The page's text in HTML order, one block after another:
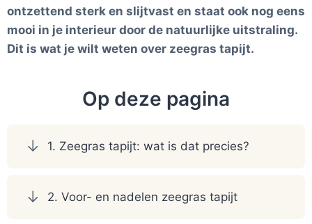
ontzettend sterk en slijtvast en staat ook nog eens
mooi in je interieur door de natuurlijke uitstraling.
Dit is wat je wilt weten over zeegras tapijt.
Op deze pagina
1. Zeegras tapijt: wat is dat precies?
2. Voor- en nadelen zeegras tapijt